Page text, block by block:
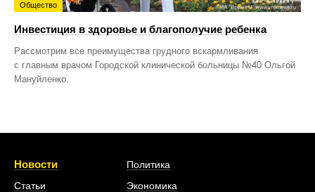
Общество
Инвестиция в здоровье и благополучие ребенка
Рассмотрим все преимущества грудного вскармливания
с главным врачом Городской клинической больницы №40 Ольгой
Мануйленко.
Новости
Статьи
Политика
Экономика